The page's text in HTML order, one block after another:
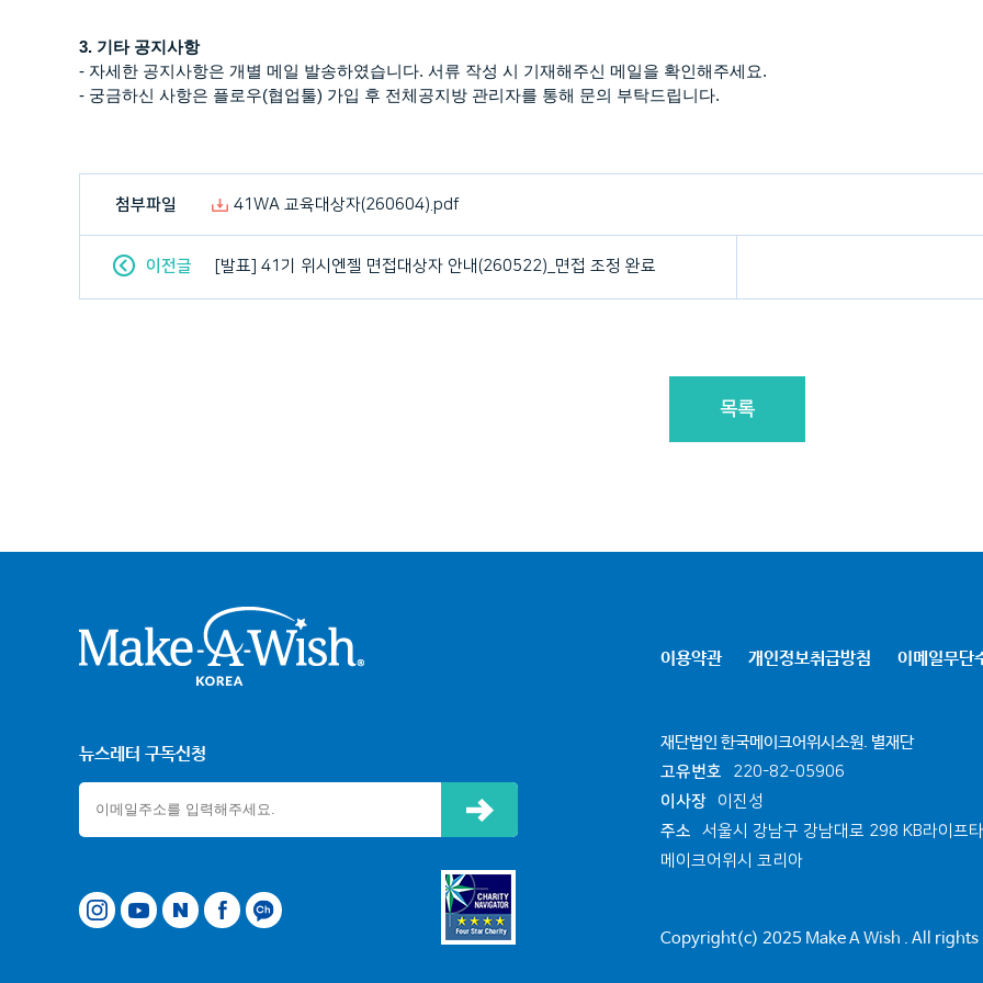
3. 기타 공지사항
- 자세한 공지사항은 개별 메일 발송하였습니다. 서류 작성 시 기재해주신 메일을 확인해주세요.
- 궁금하신 사항은 플로우(협업툴) 가입 후 전체공지방 관리자를 통해 문의 부탁드립니다.
첨부파일 41WA 교육대상자(260604).pdf
이전글 [발표] 41기 위시엔젤 면접대상자 안내(260522)_면접 조정 완료
목록
이용약관 개인정보취급방침 이메일무단
뉴스레터 구독신청
네이버페이스북카카오톡 채널
재단법인 한국메이크어위시소원. 별재단
고유번호
220-82-05906
이사장
이진성
주소
서울시 강남구 강남대로 298 KB라이프
메이크어위시 코리아
Copyright(c) 2025 Make A Wish . All rights